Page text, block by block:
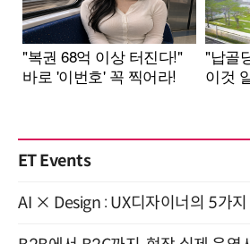
ET Events